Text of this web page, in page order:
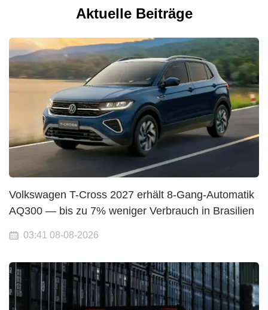
Aktuelle Beiträge
Volkswagen T-Cross 2027 erhält 8-Gang-Automatik
AQ300 — bis zu 7% weniger Verbrauch in Brasilien
03:41 08-08-2026